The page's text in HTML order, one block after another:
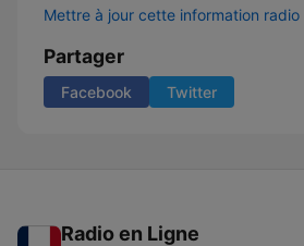
Mettre à jour cette information radio
Partager
Facebook Twitter
Radio en Ligne